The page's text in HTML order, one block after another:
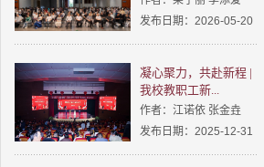
发布日期：2026-05-20
凝心聚力，共赴新程 |
我校教职工新...
作者：江诺依 张金垚
发布日期：2025-12-31